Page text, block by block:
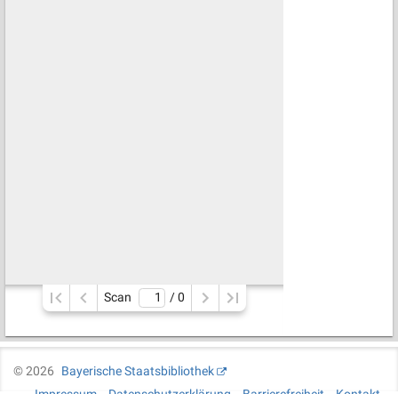
Scan / 0
©2026
Bayerische Staatsbibliothek